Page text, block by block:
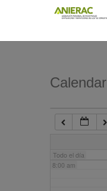
Calendar
Todo el día
7:00 am
8:00 am